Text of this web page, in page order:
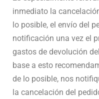
inmediato la
lo posible, el envío del
notificación una vez el
gastos de devolución
base a esto
de lo posible, nos
la cancelación del